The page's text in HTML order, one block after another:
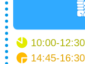
10:00-12:30
14:45-16:30